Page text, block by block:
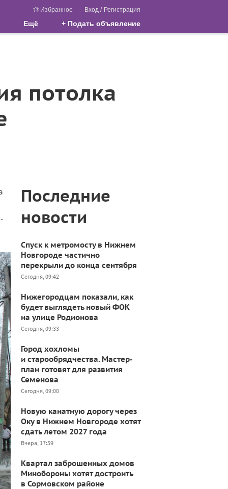
Избранное Вход / Регистрация
Ещё + Подать объявление
потолка
Последние
новости
Спуск к метромосту в Нижнем
Новгороде частично
перекрыли до конца сентября
Сегодня, 09:42
Нижегородцам показали, как
будет выглядеть новый ФОК
на улице Родионова
Сегодня, 09:33
Город хохломы
и старообрядчества. Мастер-
план готовят для развития
Семенова
Сегодня, 09:00
Новую канатную дорогу через
Оку в Нижнем Новгороде хотят
сдать летом 2027 года
Вчера, 17:59
Квартал заброшенных домов
Минобороны хотят достроить
в Сормовском районе